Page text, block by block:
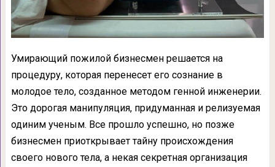
Умирающий пожилой бизнесмен решается на
процедуру, которая перенесет его сознание в
молодое тело, созданное методом генной инженерии.
Это дорогая манипуляция, придуманная и релизуемая
одиним ученым. Все прошло успешно, но позже
бизнесмен приоткрывает тайну происхождения
своего нового тела, а некая секретная организация